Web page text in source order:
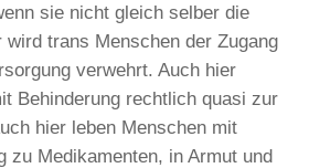
sie nicht gleich selber die
trans Menschen der Zugang
verwehrt. Auch hier
Behinderung rechtlich quasi zur
hier leben Menschen mit
zu Medikamenten, in Armut und